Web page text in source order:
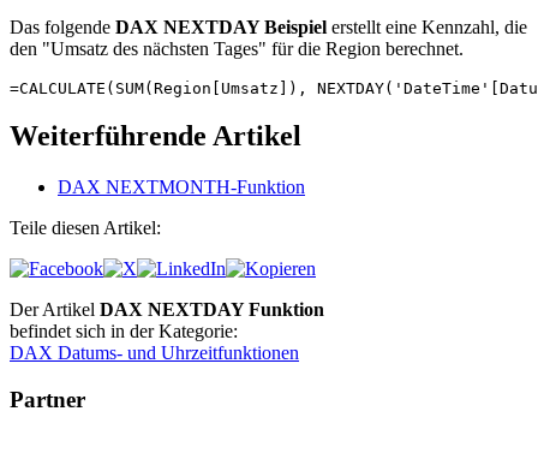
Das folgende DAX NEXTDAY Beispiel erstellt eine Kennzahl, die
den "Umsatz des nächsten Tages" für die Region berechnet.
=CALCULATE(SUM(Region[Umsatz]),
Weiterführende Artikel
DAX NEXTMONTH-Funktion
Teile diesen Artikel:
Der Artikel DAX NEXTDAY Funktion
befindet sich in der Kategorie:
DAX Datums- und Uhrzeitfunktionen
Partner